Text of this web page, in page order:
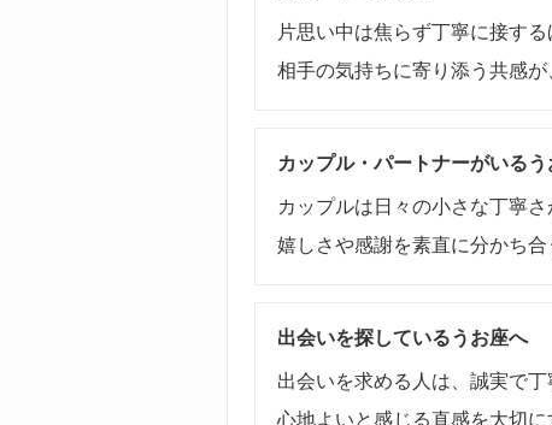
片思い中は焦らず丁寧に接す
相手の気持ちに寄り添う共感が
カップル・パートナーがいる
カップルは日々の小さな丁寧
嬉しさや感謝を素直に分かち合
出会いを探しているうお座へ
出会いを求める人は、誠実で
心地よいと感じる直感を大切に